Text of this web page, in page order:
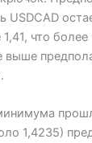
USDCAD
что
выше
1,4235)